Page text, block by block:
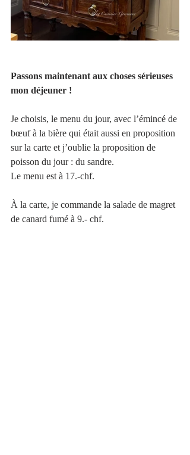
Passons maintenant aux choses sérieuses
mon déjeuner !
Je choisis, le menu du jour, avec l’émincé de
bœuf à la bière qui était aussi en proposition
sur la carte et j’oublie la proposition de
poisson du jour : du sandre.
Le menu est à 17.-chf.
À la carte, je commande la salade de magret
de canard fumé à 9.- chf.